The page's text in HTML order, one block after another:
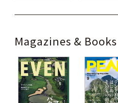
Magazines & Books